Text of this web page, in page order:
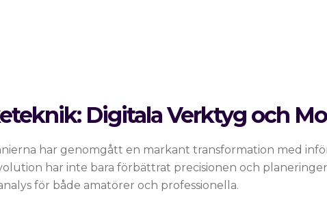
Digitala Verktyg och
har genomgått en markant transformation med
har inte bara förbättrat precisionen och
för både amatörer och professionella.